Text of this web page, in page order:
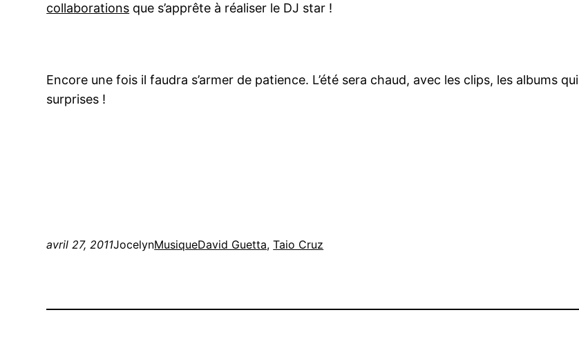
collaborations que s’apprête à réaliser le DJ star !
Encore une fois il faudra s’armer de patience. L’été sera chaud, avec les clips, les albums
surprises !
avril 27, 2011JocelynMusiqueDavid Guetta, Taio Cruz